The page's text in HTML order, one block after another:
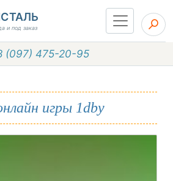
и под заказ
(097) 475-20-95
игры 1dby